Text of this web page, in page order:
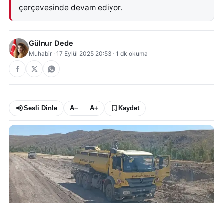
çerçevesinde devam ediyor.
Gülnur Dede
Muhabir · 17 Eylül 2025 20:53 · 1 dk okuma
Sesli Dinle A− A+ Kaydet